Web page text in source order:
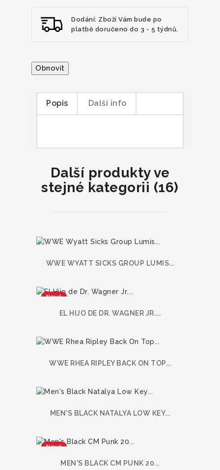
Dodání: Zboží Vám bude po
platbě doručeno do 3 - 5 týdnů.
Popis Další info
Další produkty ve
stejné kategorii (16)
WWE WYATT SICKS GROUP LUMIS...
Nové
EL HIJO DE DR. WAGNER JR....
WWE RHEA RIPLEY BACK ON TOP...
MEN'S BLACK NATALYA LOW KEY...
Nové
MEN'S BLACK CM PUNK 20...